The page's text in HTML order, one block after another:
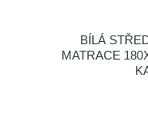
BÍLÁ
MATRACE